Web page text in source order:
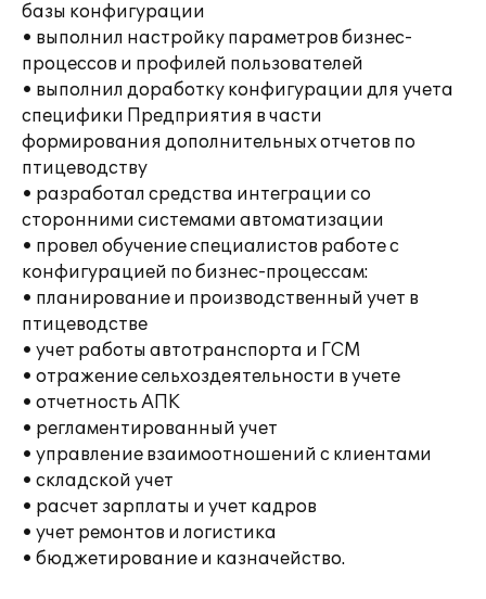
базы конфигурации
• выполнил настройку параметров бизнес-
процессов и профилей пользователей
• выполнил доработку конфигурации для учета
специфики Предприятия в части
формирования дополнительных отчетов по
птицеводству
• разработал средства интеграции со
сторонними системами автоматизации
• провел обучение специалистов работе с
конфигурацией по бизнес-процессам:
• планирование и производственный учет в
птицеводстве
• учет работы автотранспорта и ГСМ
• отражение сельхоздеятельности в учете
• отчетность АПК
• регламентированный учет
• управление взаимоотношений с клиентами
• складской учет
• расчет зарплаты и учет кадров
• учет ремонтов и логистика
• бюджетирование и казначейство.